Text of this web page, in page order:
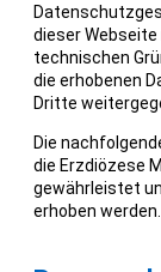
dieser
technischen
die erhobenen
Dritte
Die
die Erzdiözese
gewährleistet
erhoben werden.